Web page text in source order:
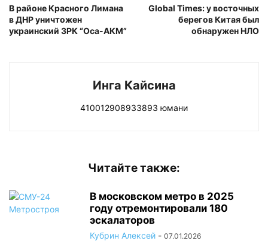
В районе Красного Лимана
в ДНР уничтожен
украинский ЗРК “Оса-АКМ”
Global Times: у восточных
берегов Китая был
обнаружен НЛО
Инга Кайсина
410012908933893 юмани
Читайте также:
В московском метро в 2025
году отремонтировали 180
эскалаторов
Кубрин Алексей - 07.01.2026